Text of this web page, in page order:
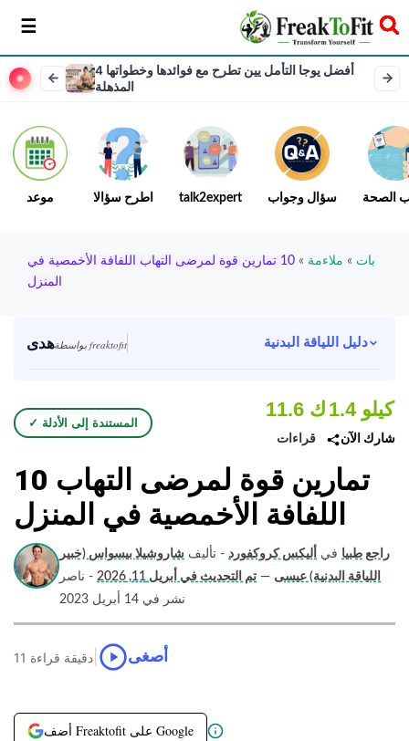
سخر
4 أفضل يوجا التأمل يين تطرح مع فوائدها وخطواتها
المذهلة
موعد اطرح سؤالا talk2expert سؤال وجواب الصحة
بات » ملاءمة »
10 تمارين قوة لمرضى التهاب اللفافة الأخمصية في
المنزل
هدى بواسطة freaktofit دليل اللياقة البدنية
✓ المستندة إلى الأدلة
11.6 ك
قراءات
1.4 كيلو
شارك الآن
10 تمارين قوة لمرضى التهاب
اللفافة الأخمصية في المنزل
راجع طبيا في أليكس كروكفورد - تأليف شاروشيلا بيسواس (خبير
اللياقة البدنية) عيسى — تم التحديث في أبريل 11, 2026
- ناصر
نشر في 14 أبريل 2023
11 دقيقة قراءة أصغى
أضف Freaktofit على Google